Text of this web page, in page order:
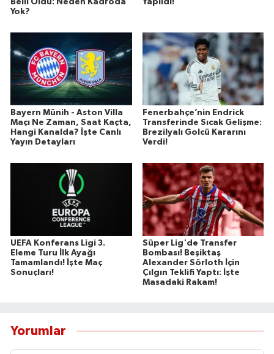
Belli Oldu: Neden Kadroda
Yok?
Yapıldı!
Bayern Münih - Aston Villa
Maçı Ne Zaman, Saat Kaçta,
Hangi Kanalda? İşte Canlı
Yayın Detayları
Fenerbahçe’nin Endrick
Transferinde Sıcak Gelişme:
Brezilyalı Golcü Kararını
Verdi!
UEFA Konferans Ligi 3.
Eleme Turu İlk Ayağı
Tamamlandı! İşte Maç
Sonuçları!
Süper Lig'de Transfer
Bombası! Beşiktaş
Alexander Sörloth İçin
Çılgın Teklifi Yaptı: İşte
Masadaki Rakam!
Yorumlar